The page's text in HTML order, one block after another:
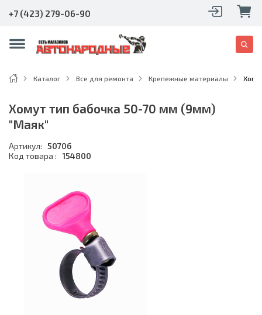
+7 (423) 279-06-90
Каталог Все для ремонта Крепежные материалы
Хомут тип бабочка 50-70 мм (9мм)
"Маяк"
Артикул: 5070б
Код товара : 154800